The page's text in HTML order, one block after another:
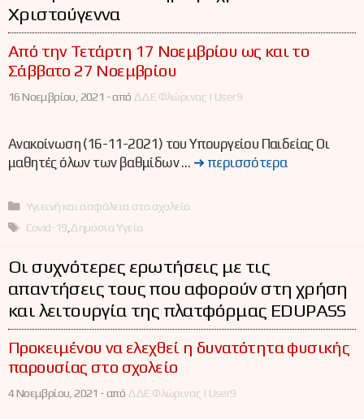
Χριστούγεννα
Από την Τετάρτη 17 Νοεμβρίου ως και το
Σάββατο 27 Νοεμβρίου
16 Νοεμβρίου, 2021 -από ΔΔΕ Φλώρινας | User9
Ανακοίνωση (16-11-2021) του Υπουργείου Παιδείας Οι
μαθητές όλων των βαθμίδων … ➜ περισσότερα
Κατηγορίες
Υγιεινή και ασφάλεια στο σχολείο
Ετικέτες
Covid-19 Δημόσια Υγεία
Οι συχνότερες ερωτήσεις με τις
απαντήσεις τους που αφορούν στη χρήση
και λειτουργία της πλατφόρμας EDUPASS
Προκειμένου να ελεχθεί η δυνατότητα φυσικής
παρουσίας στο σχολείο
4 Νοεμβρίου, 2021 -από ΔΔΕ Φλώρινας | User9